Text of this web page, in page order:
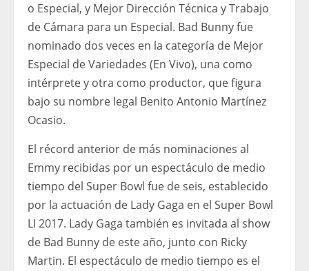
o Especial, y Mejor Dirección Técnica y Trabajo
de Cámara para un Especial. Bad Bunny fue
nominado dos veces en la categoría de Mejor
Especial de Variedades (En Vivo), una como
intérprete y otra como productor, que figura
bajo su nombre legal Benito Antonio Martínez
Ocasio.
El récord anterior de más nominaciones al
Emmy recibidas por un espectáculo de medio
tiempo del Super Bowl fue de seis, establecido
por la actuación de Lady Gaga en el Super Bowl
LI 2017. Lady Gaga también es invitada al show
de Bad Bunny de este año, junto con Ricky
Martin. El espectáculo de medio tiempo es el